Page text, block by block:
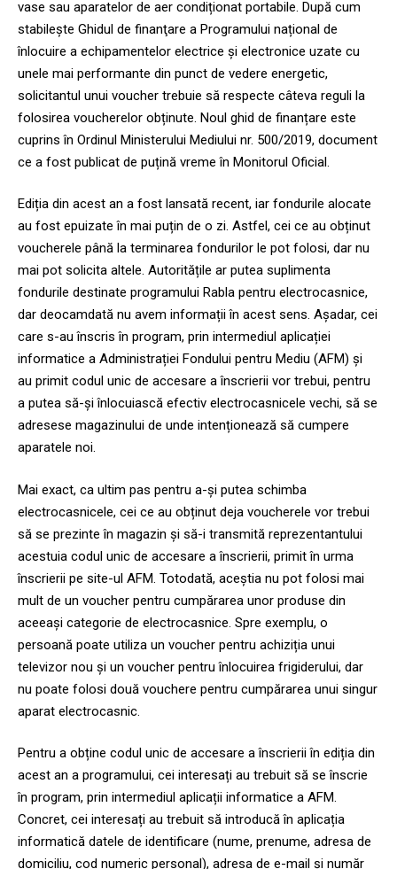
vase sau aparatelor de aer condiționat portabile. După cum
stabilește Ghidul de finanţare a Programului național de
înlocuire a echipamentelor electrice și electronice uzate cu
unele mai performante din punct de vedere energetic,
solicitantul unui voucher trebuie să respecte câteva reguli la
folosirea voucherelor obținute. Noul ghid de finanțare este
cuprins în Ordinul Ministerului Mediului nr. 500/2019, document
ce a fost publicat de puțină vreme în Monitorul Oficial.
Ediția din acest an a fost lansată recent, iar fondurile alocate
au fost epuizate în mai puțin de o zi. Astfel, cei ce au obținut
voucherele până la terminarea fondurilor le pot folosi, dar nu
mai pot solicita altele. Autoritățile ar putea suplimenta
fondurile destinate programului Rabla pentru electrocasnice,
dar deocamdată nu avem informații în acest sens. Așadar, cei
care s-au înscris în program, prin intermediul aplicației
informatice a Administrației Fondului pentru Mediu (AFM) și
au primit codul unic de accesare a înscrierii vor trebui, pentru
a putea să-și înlocuiască efectiv electrocasnicele vechi, să se
adresese magazinului de unde intenționează să cumpere
aparatele noi.
Mai exact, ca ultim pas pentru a-și putea schimba
electrocasnicele, cei ce au obținut deja voucherele vor trebui
să se prezinte în magazin și să-i transmită reprezentantului
acestuia codul unic de accesare a înscrierii, primit în urma
înscrierii pe site-ul AFM. Totodată, aceștia nu pot folosi mai
mult de un voucher pentru cumpărarea unor produse din
aceeași categorie de electrocasnice. Spre exemplu, o
persoană poate utiliza un voucher pentru achiziția unui
televizor nou și un voucher pentru înlocuirea frigiderului, dar
nu poate folosi două vouchere pentru cumpărarea unui singur
aparat electrocasnic.
Pentru a obține codul unic de accesare a înscrierii în ediția din
acest an a programului, cei interesați au trebuit să se înscrie
în program, prin intermediul aplicații informatice a AFM.
Concret, cei interesați au trebuit să introducă în aplicația
informatică datele de identificare (nume, prenume, adresa de
domiciliu, cod numeric personal), adresa de e-mail și număr